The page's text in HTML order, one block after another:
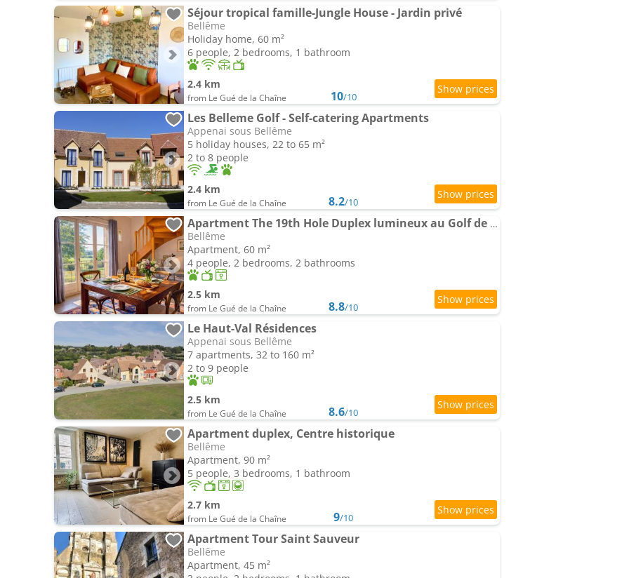
Séjour tropical famille-Jungle House - Jardin privé
Bellême
Holiday home, 60 m²
6 people, 2 bedrooms, 1 bathroom
2.4 km
from Le Gué de la Chaîne 10/10
Les Belleme Golf - Self-catering Apartments
Appenai sous Bellême
5 holiday houses, 22 to 65 m²
2 to 8 people
2.4 km
from Le Gué de la Chaîne 8.2/10
Apartment The 19th Hole Duplex lumineux au Golf de Bellême
Bellême
Apartment, 60 m²
4 people, 2 bedrooms, 2 bathrooms
2.5 km
from Le Gué de la Chaîne 8.8/10
Le Haut-Val Résidences
Appenai sous Bellême
7 apartments, 32 to 160 m²
2 to 9 people
2.5 km
from Le Gué de la Chaîne 8.6/10
Apartment duplex, Centre historique
Bellême
Apartment, 90 m²
5 people, 3 bedrooms, 1 bathroom
2.7 km
from Le Gué de la Chaîne 9/10
Apartment Tour Saint Sauveur
Bellême
Apartment, 45 m²